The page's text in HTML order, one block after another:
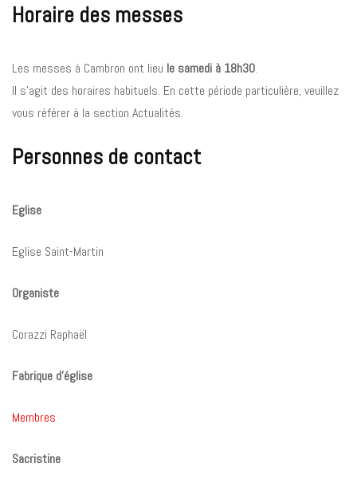
Horaire des messes
Les messes à Cambron ont lieu le samedi à 18h30.
Il s’agit des horaires habituels. En cette période particulière, veuillez
vous référer à la section Actualités.
Personnes de contact
Eglise
Eglise Saint-Martin
Organiste
Corazzi Raphaël
Fabrique d’église
Membres
Sacristine